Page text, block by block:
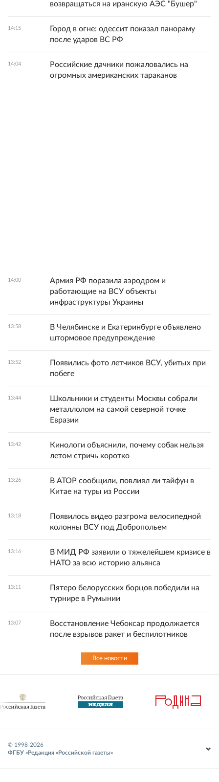
возвращаться на иранскую АЭС "Бушер"
14:15
Город в огне: одессит показал панораму
после ударов ВС РФ
14:04
Российские дачники пожаловались на
огромных американских тараканов
14:00
Армия РФ поразила аэродром и
работающие на ВСУ объекты
инфраструктуры Украины
13:58
В Челябинске и Екатеринбурге объявлено
штормовое предупреждение
13:52
Появились фото летчиков ВСУ, убитых при
побеге
13:44
Школьники и студенты Москвы собрали
металлолом на самой северной точке
Евразии
13:42
Кинологи объяснили, почему собак нельзя
летом стричь коротко
13:26
В АТОР сообщили, повлиял ли тайфун в
Китае на туры из России
13:18
Появилось видео разгрома велосипедной
колонны ВСУ под Добропольем
13:16
В МИД РФ заявили о тяжелейшем кризисе в
НАТО за всю историю альянса
13:11
Пятеро белорусских борцов победили на
турнире в Румынии
13:07
Восстановление Чебоксар продолжается
после взрывов ракет и беспилотников
Все новости
© 1998-2026
ФГБУ «Редакция «Российской газеты»